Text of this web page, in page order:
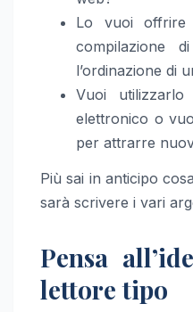
Lo vuoi offrire
compilazione
l’ordinazione di
Vuoi
elettronico o
per attrarre
Più sai in anticipo
sarà scrivere i vari
Pensa
lettore tipo